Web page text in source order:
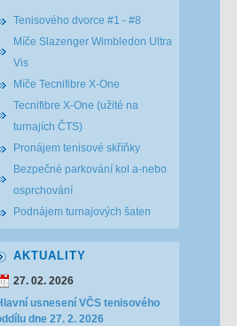
Tenisového dvorce #1 - #8
Míče Slazenger Wimbledon Ultra
Vis
Míče Tecnifibre X-One
Tecnifibre X-One (užité na
turnajích ČTS)
Pronájem tenisové skříňky
Bezpečné parkování kol a-nebo
osprchování
Podnájem turnajových šaten
AKTUALITY
27. 02. 2026
usnesení VČS tenisového
dne 27. 2. 2026